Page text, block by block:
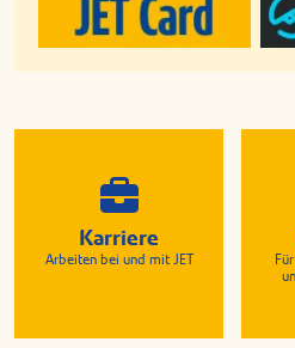
Karriere
Arbeiten bei und mit JET